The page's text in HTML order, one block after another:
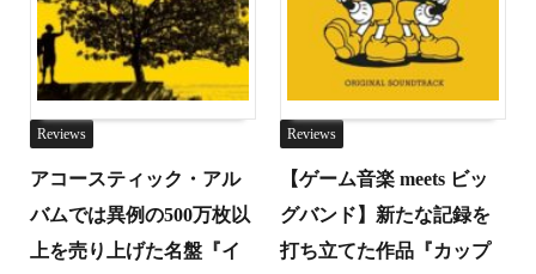
Reviews
アコースティック・アル
バムでは異例の500万枚以
上を売り上げた名盤『イ
Reviews
【ゲーム音楽 meets ビッ
グバンド】新たな記録を
打ち立てた作品『カップ